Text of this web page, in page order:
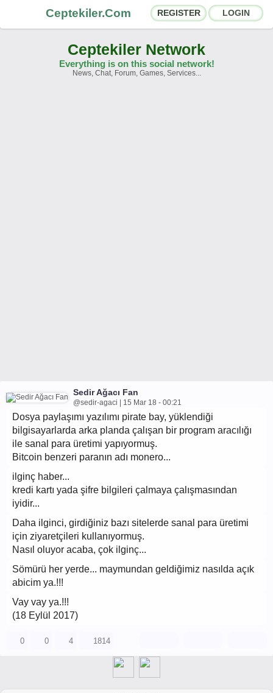
Ceptekiler.Com REGISTER LOGIN
Ceptekiler Network
Everything is on this social network!
News, Chat, Forum, Games, Services...
Sedir Ağacı Fan
@sedir-agaci | 15 Mar 18 - 00:21
Dosya paylaşımı yazılımı pirate bay, yüklendiği
bilgisayarlarda arka planda çalışan bir program aracılığı
ile sanal para üretimi yapıyormuş.
Bitcoin benzeri paranın adı monero...
ilginç haber...
kredi kartı yada şifre bilgileri çalmaya çalışmasından
iyidir...
Daha ilginci, girdiğiniz bazı sitelerde sanal para üretimi
için ziyaretçileri kullanıyormuş.
Nasıl oluyor acaba, çok ilginç...
Sömürü her yerde... maymundan geldiğimiz nasılda açık
abicim ya.!!!
Vay vay ya.!!!
(18 Eylül 2017)
0 0 4 1814